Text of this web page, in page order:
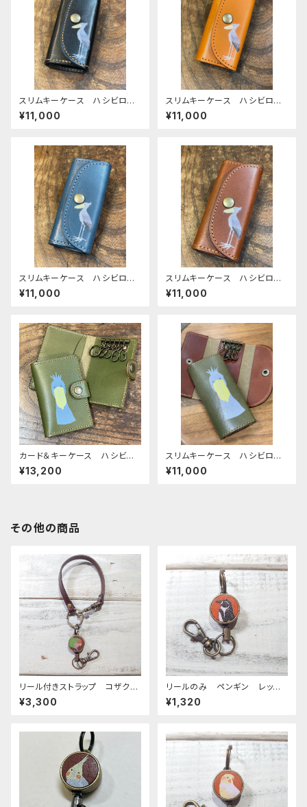
スリムキーケース ハシビロコ
ウ ブラック BLACK 黒 栃
木レザー はしびろこう
¥11,000
スリムキーケース ハシビロコ
ウ Camel キャメル 栃木レ
ザー はしびろこう
¥11,000
スリムキーケース ハシビロコ
ウ ネイビー 栃木レザー
はしびろこう
¥11,000
スリムキーケース ハシビロコ
ウ ブラウン Brown キーケ
ース 栃木レザー はしびろこ
¥11,000
カード＆キーケース ハシビロ
コウ グリーン キーケース
カードケース 栃木レザー
¥13,200
スリムキーケース ハシビロコ
ウ グリーン はしびろこう
栃木レザー
¥11,000
その他の商品
リール付きストラップ コザクラ
インコ ノーマル ブラウン ×
ダークブラウン こざくらいん
¥3,300
リールのみ ペンギン レッド
ブラウン ぺんぎん
¥1,320